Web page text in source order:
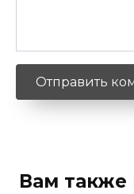
Вам также